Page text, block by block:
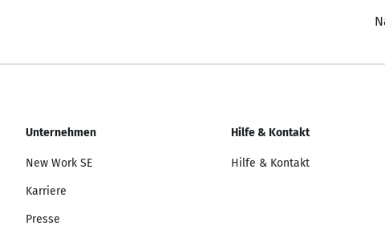
Unternehmen
New Work SE
Karriere
Presse
Hilfe & Kontakt
Hilfe & Kontakt